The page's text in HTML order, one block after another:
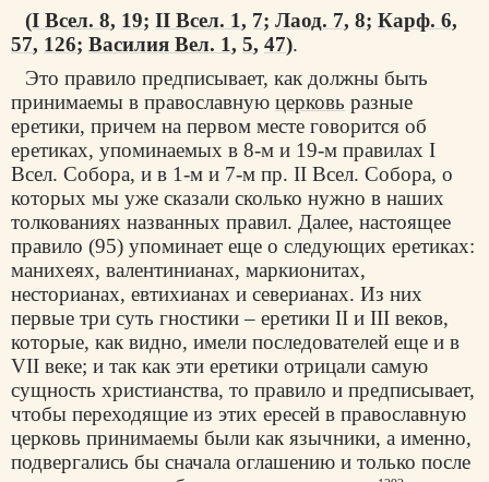
(I Всел. 8, 19;II Всел. 1, 7;Лаод. 7,8;Карф. 6,
57, 126; Василия Вел. 1, 5, 47).
Это правило предписывает, как должны быть
принимаемы в православную церковь разные
еретики, причем на первом месте говорится об
еретиках, упоминаемых в 8-м и 19-м правилах I
Всел. Собора, и в 1-м и 7-м пр. II Всел. Собора, о
которых мы уже сказали сколько нужно в наших
толкованиях названных правил. Далее, настоящее
правило (95) упоминает еще о следующих еретиках:
манихеях, валентинианах, маркионитах,
несторианах, евтихианах и северианах. Из них
первые три суть гностики – еретики II и III веков,
которые, как видно, имели последователей еще и в
VII веке; и так как эти еретики отрицали самую
сущность христианства, то правило и предписывает,
чтобы переходящие из этих ересей в православную
церковь принимаемы были как язычники, а именно,
подвергались бы сначала оглашению и только после